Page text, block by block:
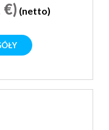
€) (netto)